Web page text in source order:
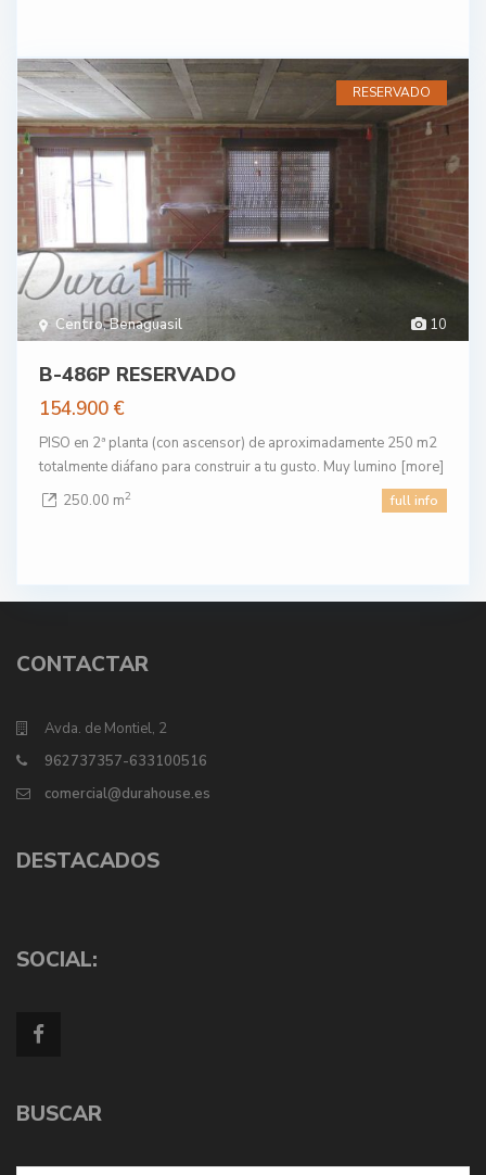
10
Centro,Benaguasil
RESERVADO
B-486P RESERVADO
154.900 €
PISO en 2ª planta (con ascensor) de aproximadamente 250 m2
totalmente diáfano para construir a tu gusto. Muy lumino [more]
250.00 m2 full info
CONTACTAR
Avda. de Montiel, 2
962737357-633100516
comercial@durahouse.es
DESTACADOS
SOCIAL:
BUSCAR